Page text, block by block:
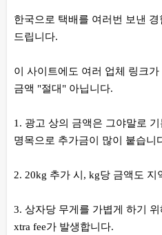
한국으로 택배를 여러번 보낸
드립니다.
이 사이트에도 여러 업체 링크
금액 "절대" 아닙니다.
1. 광고 상의 금액은 그야말로
명목으로 추가금이 많이 붙습니
2. 20kg 추가 시, kg당 금액도 지
3. 상자당 무게를 가볍게 하기
xtra fee가 발생합니다.